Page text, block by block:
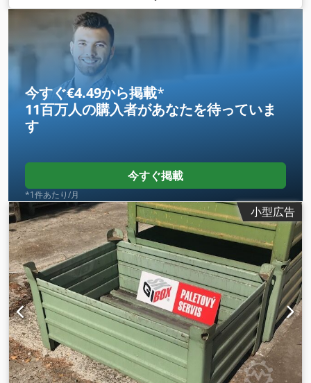
今すぐ€4.49から掲載*
11百万人の購入者があなたを待っていま
す
今すぐ掲載
*1件あたり/月
小型広告